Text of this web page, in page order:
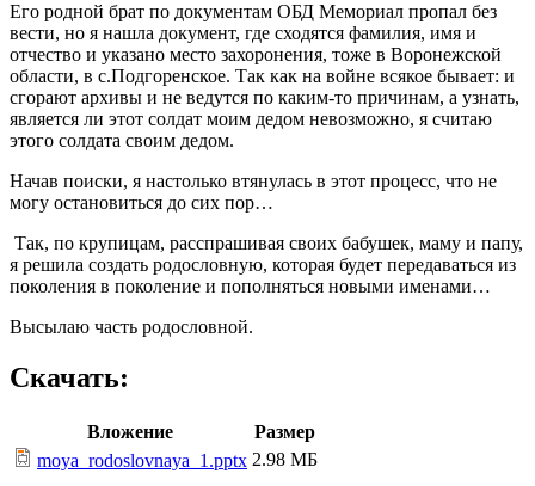
Его родной брат по документам ОБД Мемориал пропал без
вести, но я нашла документ, где сходятся фамилия, имя и
отчество и указано место захоронения, тоже в Воронежской
области, в с.Подгоренское. Так как на войне всякое бывает: и
сгорают архивы и не ведутся по каким-то причинам, а узнать,
является ли этот солдат моим дедом невозможно, я считаю
этого солдата своим дедом.
Начав поиски, я настолько втянулась в этот процесс, что не
могу остановиться до сих пор…
Так, по крупицам, расспрашивая своих бабушек, маму и папу,
я решила создать родословную, которая будет передаваться из
поколения в поколение и пополняться новыми именами…
Высылаю часть родословной.
Скачать:
Вложение
Размер
moya_rodoslovnaya_1.pptx 2.98 МБ